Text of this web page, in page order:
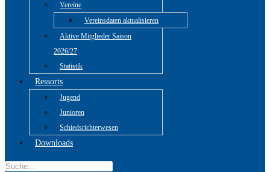
Vereine
Vereinsdaten aktualisieren
Aktive Mitglieder Saison
2026/27
Statistik
Ressorts
Jugend
Junioren
Schiedsrichterwesen
Downloads